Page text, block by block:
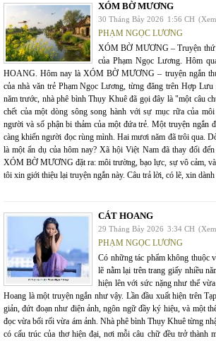
XÓM BỜ MƯƠNG
30 Tháng Bảy 2026 1:56 CH
PHẠM NGỌC LƯƠNG
XÓM BỜ MƯƠNG – Truyện thứ
của Phạm Ngọc Lương. Hôm
HOANG. Hôm nay là XÓM BỜ MƯƠNG – truyện ngắn
của nhà văn trẻ Phạm Ngọc Lương, từng đăng trên Hợp
năm trước, nhà phê bình Thụy Khuê đã gọi đây là "một câu
chết của một dòng sông song hành với sự mục rữa của
người và số phận bi thảm của một đứa trẻ. Một truyện ngắn
càng khiến người đọc rùng mình. Hai mươi năm đã trôi qua.
là một ẩn dụ của hôm nay? Xã hội Việt Nam đã thay đổi
XÓM BỜ MƯƠNG đặt ra: môi trường, bạo lực, sự vô cảm,
tôi xin giới thiệu lại truyện ngắn này. Câu trả lời, có lẽ, xin
CÁT HOANG
29 Tháng Bảy 2026 3:34 CH
PHẠM NGỌC LƯƠNG
Có những tác phẩm không thuộc
lẽ nằm lại trên trang giấy nhiều
hiện lên với sức nặng như thể
Hoang là một truyện ngắn như vậy. Lần đầu xuất hiện trên
giản, đứt đoạn như điện ảnh, ngôn ngữ đầy ký hiệu, và một
đọc vừa bối rối vừa ám ảnh. Nhà phê bình Thụy Khuê từng
có cấu trúc của thơ hiện đại, nơi mỗi câu chữ đều trở thành